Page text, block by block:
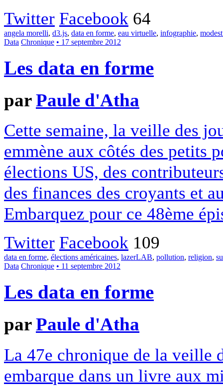
Twitter Facebook 64
angela morelli, d3.js, data en forme, eau virtuelle, infographie,
Data Chronique • 17 septembre 2012
Les data en forme
parPaule d'Atha
Cette semaine, la veille des
emmène aux côtés des petits
élections US, des
des finances des croyants et
Embarquez pour ce 48ème
Twitter Facebook 109
data en forme, élections américaines, lazerLAB, pollution, religion,
Data Chronique • 11 septembre 2012
Les data en forme
parPaule d'Atha
La 47e chronique de la veille
embarque dans un livre aux